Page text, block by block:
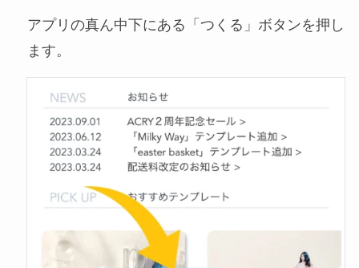
アプリの真ん中下にある「つくる」ボタンを押し
ます。